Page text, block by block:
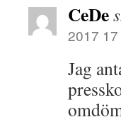
CeDe
2017
Jag